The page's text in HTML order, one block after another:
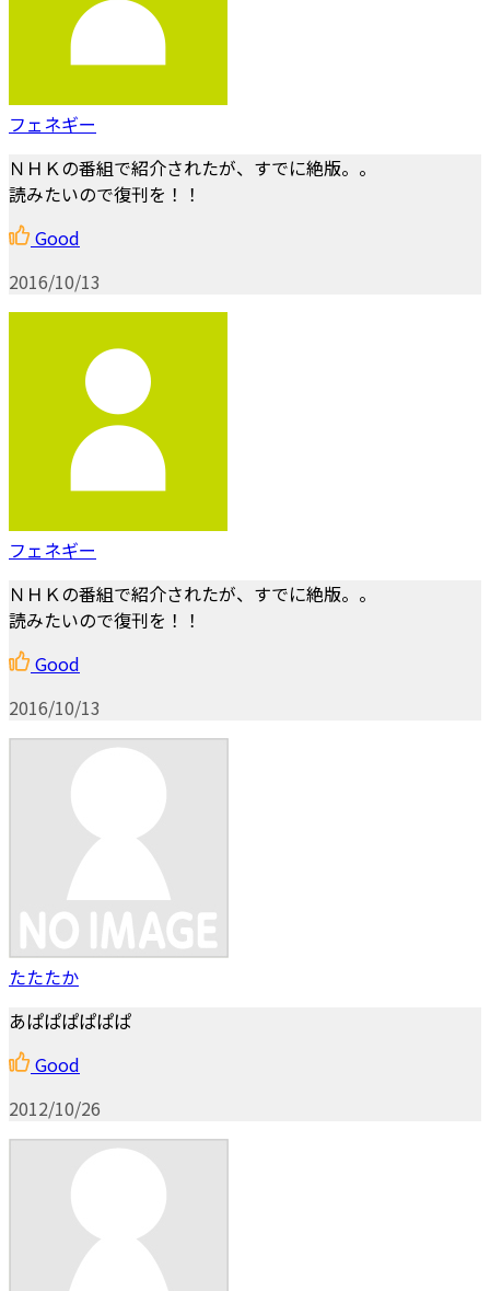
フェネギー
ＮＨＫの番組で紹介されたが、すでに絶版。。
読みたいので復刊を！！
Good
2016/10/13
フェネギー
ＮＨＫの番組で紹介されたが、すでに絶版。。
読みたいので復刊を！！
Good
2016/10/13
たたたか
あぱぱぱぱぱぱ
Good
2012/10/26